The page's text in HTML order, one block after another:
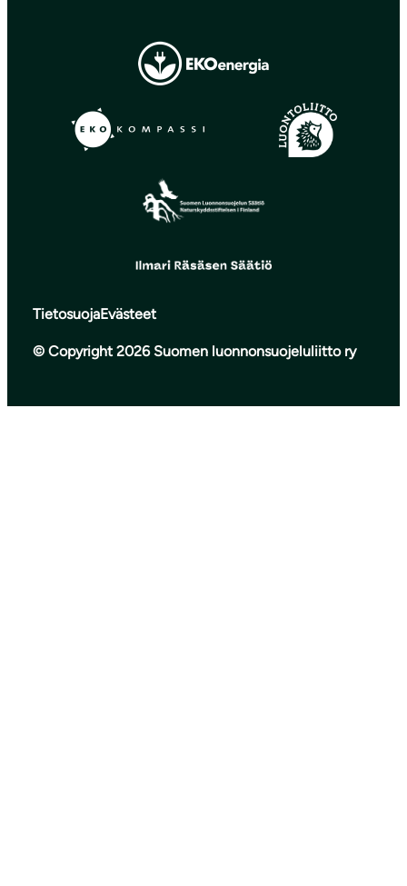
TietosuojaEvästeet
© Copyright 2026 Suomen luonnonsuojeluliitto ry